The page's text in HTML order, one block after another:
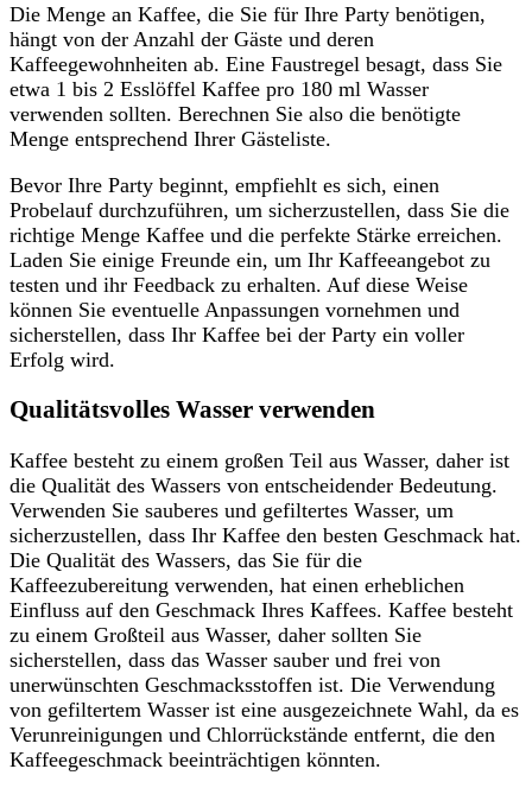
Die Menge an Kaffee, die Sie für Ihre Party benötigen,
hängt von der Anzahl der Gäste und deren
Kaffeegewohnheiten ab. Eine Faustregel besagt, dass Sie
etwa 1 bis 2 Esslöffel Kaffee pro 180 ml Wasser
verwenden sollten. Berechnen Sie also die benötigte
Menge entsprechend Ihrer Gästeliste.
Bevor Ihre Party beginnt, empfiehlt es sich, einen
Probelauf durchzuführen, um sicherzustellen, dass Sie die
richtige Menge Kaffee und die perfekte Stärke erreichen.
Laden Sie einige Freunde ein, um Ihr Kaffeeangebot zu
testen und ihr Feedback zu erhalten. Auf diese Weise
können Sie eventuelle Anpassungen vornehmen und
sicherstellen, dass Ihr Kaffee bei der Party ein voller
Erfolg wird.
Qualitätsvolles Wasser verwenden
Kaffee besteht zu einem großen Teil aus Wasser, daher ist
die Qualität des Wassers von entscheidender Bedeutung.
Verwenden Sie sauberes und gefiltertes Wasser, um
sicherzustellen, dass Ihr Kaffee den besten Geschmack hat.
Die Qualität des Wassers, das Sie für die
Kaffeezubereitung verwenden, hat einen erheblichen
Einfluss auf den Geschmack Ihres Kaffees. Kaffee besteht
zu einem Großteil aus Wasser, daher sollten Sie
sicherstellen, dass das Wasser sauber und frei von
unerwünschten Geschmacksstoffen ist. Die Verwendung
von gefiltertem Wasser ist eine ausgezeichnete Wahl, da es
Verunreinigungen und Chlorrückstände entfernt, die den
Kaffeegeschmack beeinträchtigen könnten.